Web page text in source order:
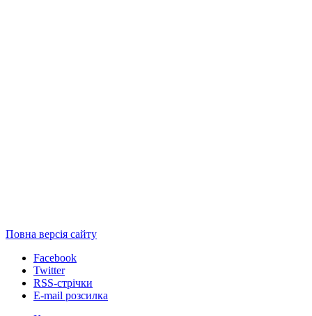
Повна версія сайту
Facebook
Twitter
RSS-стрічки
E-mail розсилка